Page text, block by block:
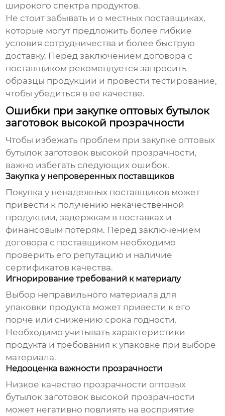
широкого спектра продуктов.
Не стоит забывать и о местных поставщиках,
которые могут предложить более гибкие
условия сотрудничества и более быструю
доставку. Перед заключением договора с
поставщиком рекомендуется запросить
образцы продукции и провести тестирование,
чтобы убедиться в ее качестве.
Ошибки при закупке оптовых бутылок
заготовок высокой прозрачности
Чтобы избежать проблем при закупке оптовых
бутылок заготовок высокой прозрачности,
важно избегать следующих ошибок.
Закупка у непроверенных поставщиков
Покупка у ненадежных поставщиков может
привести к получению некачественной
продукции, задержкам в поставках и
финансовым потерям. Перед заключением
договора с поставщиком необходимо
проверить его репутацию и наличие
сертификатов качества.
Игнорирование требований к материалу
Выбор неправильного материала для
упаковки продукта может привести к его
порче или снижению срока годности.
Необходимо учитывать характеристики
продукта и требования к упаковке при выборе
материала.
Недооценка важности прозрачности
Низкое качество прозрачности оптовых
бутылок заготовок высокой прозрачности
может негативно повлиять на восприятие